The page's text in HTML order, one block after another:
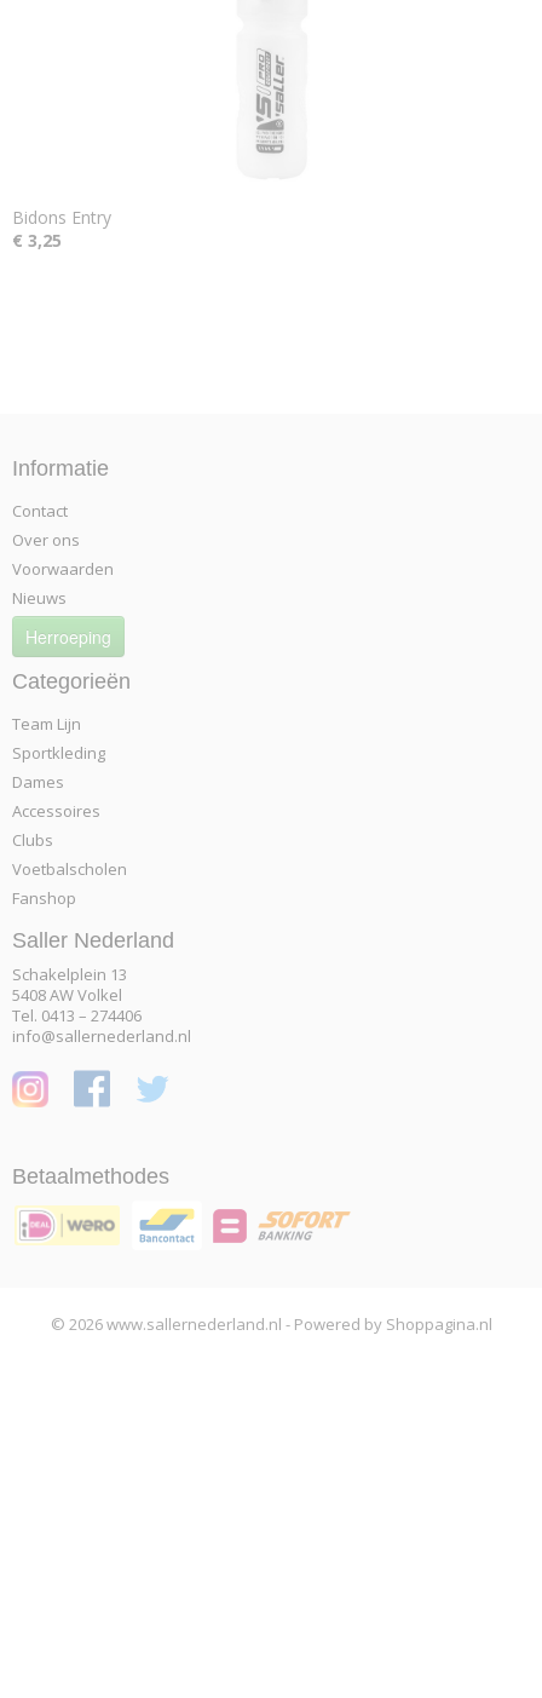
Bidons Entry
€ 3,25
Informatie
Contact
Over ons
Voorwaarden
Nieuws
Herroeping
Categorieën
Team Lijn
Sportkleding
Dames
Accessoires
Clubs
Voetbalscholen
Fanshop
Saller Nederland
Schakelplein 13
5408 AW Volkel
Tel. 0413 – 274406
info@sallernederland.nl
Betaalmethodes
© 2026 www.sallernederland.nl - Powered by Shoppagina.nl